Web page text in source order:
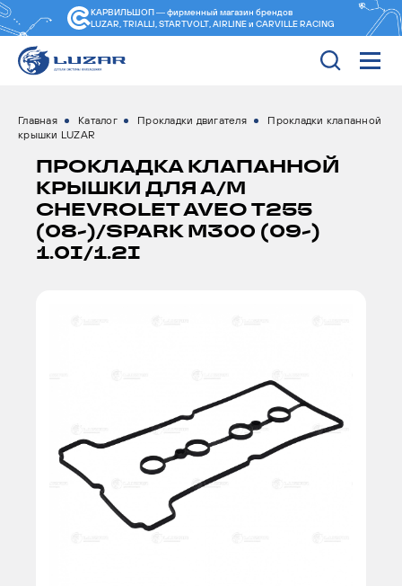
КАРВИЛЬШОП — фирменный магазин брендов
LUZAR, TRIALLI, STARTVOLT, AIRLINE и CARVILLE RACING
Главная Каталог Прокладки двигателя
Прокладки клапанной
крышки LUZAR
ПРОКЛАДКА КЛАПАННОЙ
КРЫШКИ ДЛЯ А/М
CHEVROLET AVEO T255
(08-)/SPARK M300 (09-)
1.0I/1.2I